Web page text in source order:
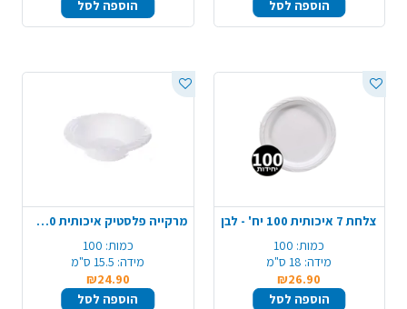
הוספה לסל
הוספה לסל
צלחת 7 איכותית 100 יח' - לבן
כמות: 100
מידה: 18 ס"מ
₪26.90
הוספה לסל
מרקייה פלסטיק איכותית 100 יח' - לבן
כמות: 100
מידה: 15.5 ס"מ
₪24.90
הוספה לסל